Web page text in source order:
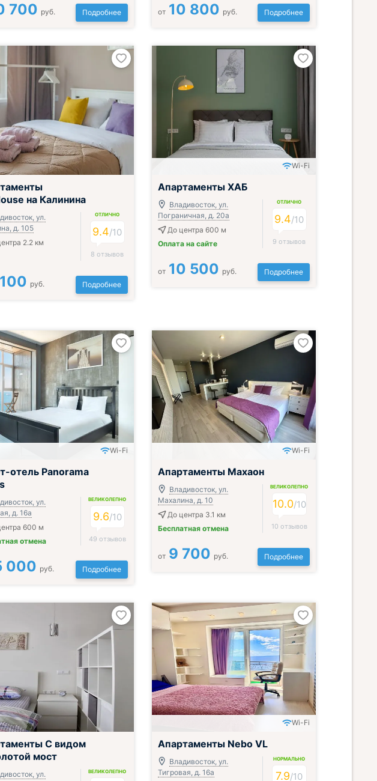
700 руб. Подробнее от 10 800 руб. Подробнее
на Калинина
ул.
д. 105
2.2 км
ОТЛИЧНО
9.4/10
8 отзывов
руб. Подробнее
Wi-Fi
Апартаменты ХАБ
Владивосток, ул.
Пограничная, д. 20а
До центра 600 м
Оплата на сайте
ОТЛИЧНО
9.4/10
9 отзывов
от 10 500 руб. Подробнее
Wi-Fi
отель Panorama
ул.
д. 16а
600 м
отмена
ВЕЛИКОЛЕПНО
9.6/10
49 отзывов
000 руб. Подробнее
Wi-Fi
Апартаменты Махаон
Владивосток, ул.
Махалина, д. 10
До центра 3.1 км
Бесплатная отмена
ВЕЛИКОЛЕПНО
10.0/10
10 отзывов
от 9 700 руб. Подробнее
С видом
мост
ул.
ВЕЛИКОЛЕПНО
Wi-Fi
Апартаменты Nebo VL
Владивосток, ул.
Тигровая, д. 16а
НОРМАЛЬНО
7.9/10